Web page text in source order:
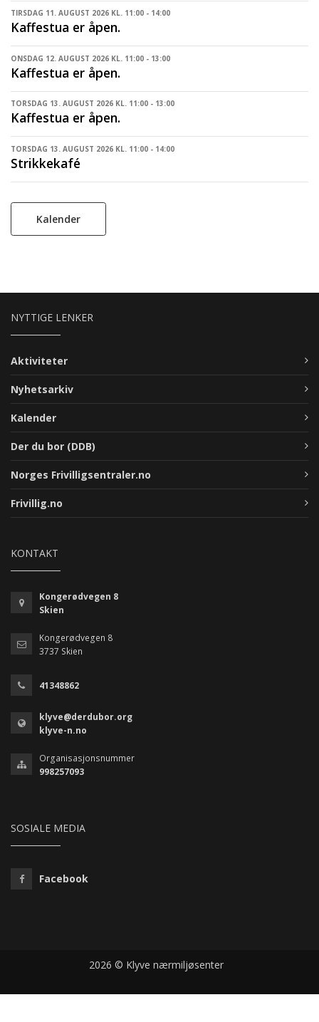
TIRSDAG 11. AUGUST 2026 KL. 11:00 - 14:00
Kaffestua er åpen.
ONSDAG 12. AUGUST 2026 KL. 11:00 - 13:00
Kaffestua er åpen.
TORSDAG 13. AUGUST 2026 KL. 11:00 - 13:00
Kaffestua er åpen.
TORSDAG 13. AUGUST 2026 KL. 11:00 - 14:00
Strikkekafé
Kalender
NYTTIGE LENKER
Aktiviteter
Nyhetsarkiv
Kalender
Der du bor (DDB)
Norges Frivilligsentraler.no
Frivillig.no
KONTAKT
Kongerødvegen 8
Skien
Kongerødvegen 8
3737 Skien
41348862
klyve@derdubor.org
klyve-n.no
Organisasjonsnummer
998257093
SOSIALE MEDIA
Facebook
2026 © Klyve nærmiljøsenter